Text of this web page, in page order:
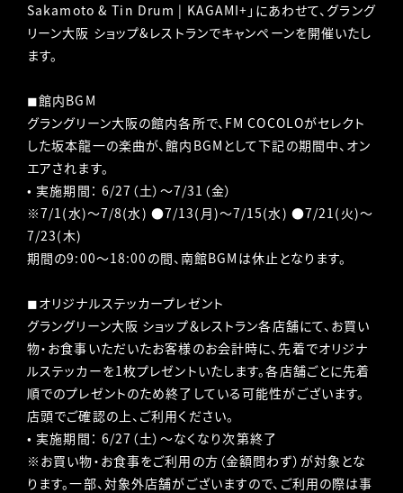
Sakamoto & Tin Drum | KAGAMI+」にあわせて、グラング
リーン大阪 ショップ&レストランでキャンペーンを開催いたし
ます。
◼︎館内BGM
グラングリーン大阪の館内各所で、FM COCOLOがセレクト
した坂本龍一の楽曲が、館内BGMとして下記の期間中、オン
エアされます。
• 実施期間： 6/27（土）～7/31（金）
※7/1(水)～7/8(水) ●7/13(月)～7/15(水) ●7/21(火)～
7/23(木)
期間の9:00～18:00の間、南館BGMは休止となります。
◼︎オリジナルステッカープレゼント
グラングリーン大阪 ショップ＆レストラン各店舗にて、お買い
物・お食事いただいたお客様のお会計時に、先着でオリジナ
ルステッカーを1枚プレゼントいたします。各店舗ごとに先着
順でのプレゼントのため終了している可能性がございます。
店頭でご確認の上、ご利用ください。
• 実施期間： 6/27（土）～なくなり次第終了
※お買い物・お食事をご利用の方（金額問わず）が対象とな
ります。一部、対象外店舗がございますので、ご利用の際は事